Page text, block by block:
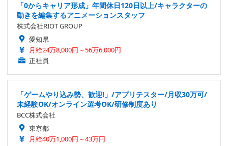
「0からキャリア形成」年間休日120日以上/キャラクターの
動きを編集するアニメーションスタッフ
株式会社RIOT GROUP
愛知県
月給24万8,000円～56万6,000円
正社員
「ゲームやり込み勢、歓迎!」/アプリテスター/月収30万可/
未経験OK/オンライン選考OK/研修制度あり
BCC株式会社
東京都
月給40万1,000円～43万円